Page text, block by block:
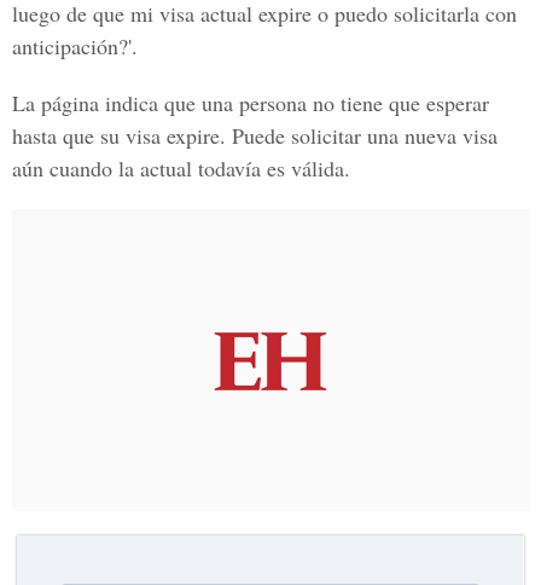
luego de que mi visa actual expire o puedo solicitarla con
anticipación?'.
La página indica que una persona no tiene que esperar
hasta que su visa expire. Puede solicitar una nueva visa
aún cuando la actual todavía es válida.